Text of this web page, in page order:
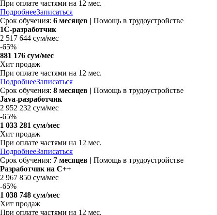
При оплате частями на 12 мес.
ПодробнееЗаписаться
Срок обучения: 6 месяцев | Помощь в трудоустройстве
1С-разработчик
2 517 644 сум/мес
-65%
881 176 сум/мес
Хит продаж
При оплате частями на 12 мес.
ПодробнееЗаписаться
Срок обучения: 8 месяцев | Помощь в трудоустройстве
Java-разработчик
2 952 232 сум/мес
-65%
1 033 281 сум/мес
Хит продаж
При оплате частями на 12 мес.
ПодробнееЗаписаться
Срок обучения: 7 месяцев | Помощь в трудоустройстве
Разработчик на C++
2 967 850 сум/мес
-65%
1 038 748 сум/мес
Хит продаж
При оплате частями на 12 мес.